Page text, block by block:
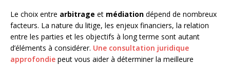
Le choix entre arbitrage et médiation dépend de nombreux
facteurs. La nature du litige, les enjeux financiers, la relation
entre les parties et les objectifs à long terme sont autant
d’éléments à considérer. Une consultation juridique
approfondie peut vous aider à déterminer la meilleure